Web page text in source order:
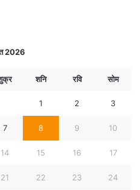
2026
शनि रवि सोम
1 2 3
7 8 9 10
14 15 16 17
21 22 23 24